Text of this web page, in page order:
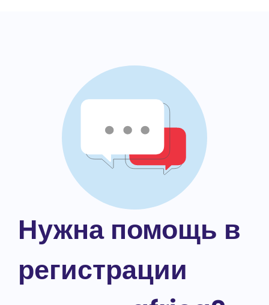
Нужна помощь в
регистрации